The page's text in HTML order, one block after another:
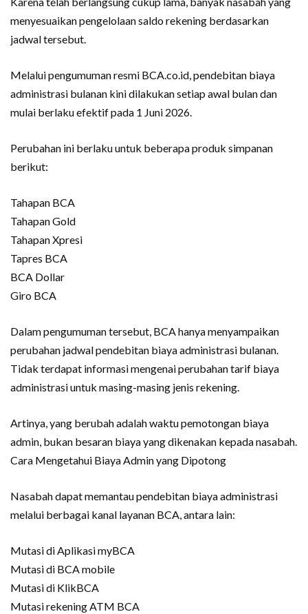
menyesuaikan pengelolaan saldo rekening berdasarkan
jadwal tersebut.
Melalui pengumuman resmi BCA.co.id, pendebitan biaya
administrasi bulanan kini dilakukan setiap awal bulan dan
mulai berlaku efektif pada 1 Juni 2026.
Perubahan ini berlaku untuk beberapa produk simpanan
berikut:
Tahapan BCA
Tahapan Gold
Tahapan Xpresi
Tapres BCA
BCA Dollar
Giro BCA
Dalam pengumuman tersebut, BCA hanya menyampaikan
perubahan jadwal pendebitan biaya administrasi bulanan.
Tidak terdapat informasi mengenai perubahan tarif biaya
administrasi untuk masing-masing jenis rekening.
Artinya, yang berubah adalah waktu pemotongan biaya
admin, bukan besaran biaya yang dikenakan kepada nasabah.
Cara Mengetahui Biaya Admin yang Dipotong
Nasabah dapat memantau pendebitan biaya administrasi
melalui berbagai kanal layanan BCA, antara lain:
Mutasi di Aplikasi myBCA
Mutasi di BCA mobile
Mutasi di KlikBCA
Mutasi rekening ATM BCA